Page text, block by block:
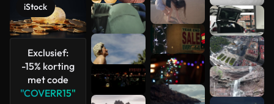
iStock
Exclusief:
-15% korting
met code
"COVERR15"
Meer
bekijken